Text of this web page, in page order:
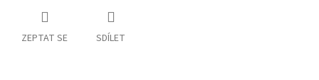
ZEPTAT SE SDÍLET